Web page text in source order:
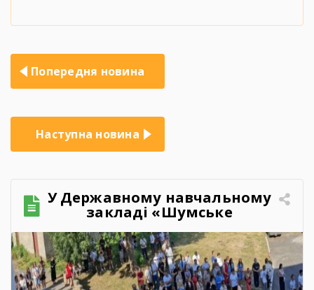
Навігація
записів
Попередня новина
Наступна новина
У Державному навчальному
закладі «Шумське
професійно-технічне
училище» відбувся
зворушливий випускний
захід – 2026